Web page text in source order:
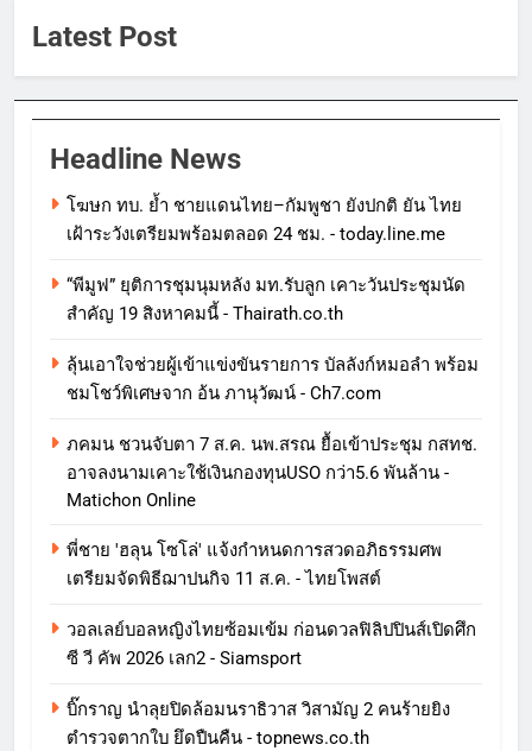
Latest Post
Headline News
โฆษก ทบ. ย้ำ ชายแดนไทย–กัมพูชา ยังปกติ ยัน ไทย
เฝ้าระวังเตรียมพร้อมตลอด 24 ชม. - today.line.me
“พีมูฟ” ยุติการชุมนุมหลัง มท.รับลูก เคาะวันประชุมนัด
สำคัญ 19 สิงหาคมนี้ - Thairath.co.th
ลุ้นเอาใจช่วยผู้เข้าแข่งขันรายการ บัลลังก์หมอลำ พร้อม
ชมโชว์พิเศษจาก อ้น ภานุวัฒน์ - Ch7.com
ภคมน ชวนจับตา 7 ส.ค. นพ.สรณ ยื้อเข้าประชุม กสทช.
อาจลงนามเคาะใช้เงินกองทุนUSO กว่า5.6 พันล้าน -
Matichon Online
พี่ชาย 'ฮลุน โซโล่' แจ้งกำหนดการสวดอภิธรรมศพ
เตรียมจัดพิธีฌาปนกิจ 11 ส.ค. - ไทยโพสต์
วอลเลย์บอลหญิงไทยซ้อมเข้ม ก่อนดวลฟิลิปปินส์เปิดศึก
ซี วี คัพ 2026 เลก2 - Siamsport
บิ๊กราญ นำลุยปิดล้อมนราธิวาส วิสามัญ 2 คนร้ายยิง
ตำรวจตากใบ ยึดปืนคืน - topnews.co.th